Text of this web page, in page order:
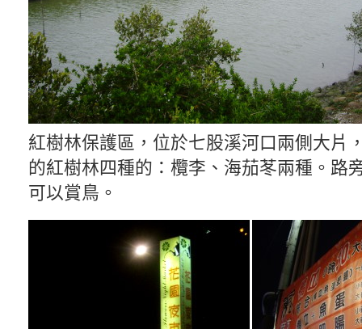
紅樹林保護區，位於七股溪河口兩側大片
的紅樹林四種的：欖李、海茄苳兩種。路
可以賞鳥。